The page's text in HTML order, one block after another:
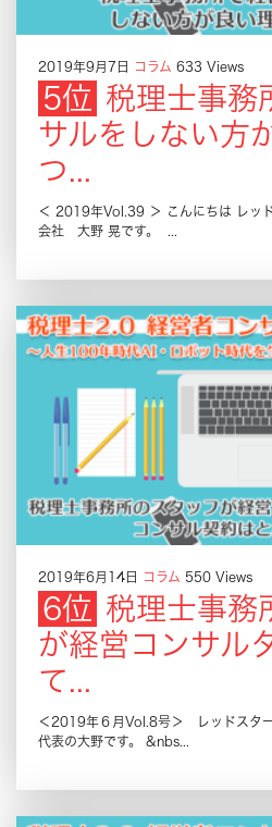
2019年9月7日 コラム 633 Views
税理士事務
サルをしない方
つ...
＜ 2019年Vol.39 ＞ こんにちは レッ
会社 大野 晃です。 ...
2019年6月14日 コラム 550 Views
税理士事務
が経営コンサル
て...
＜2019年６月Vol.8号＞ レッドスタ
代表の大野です。 &nbs...